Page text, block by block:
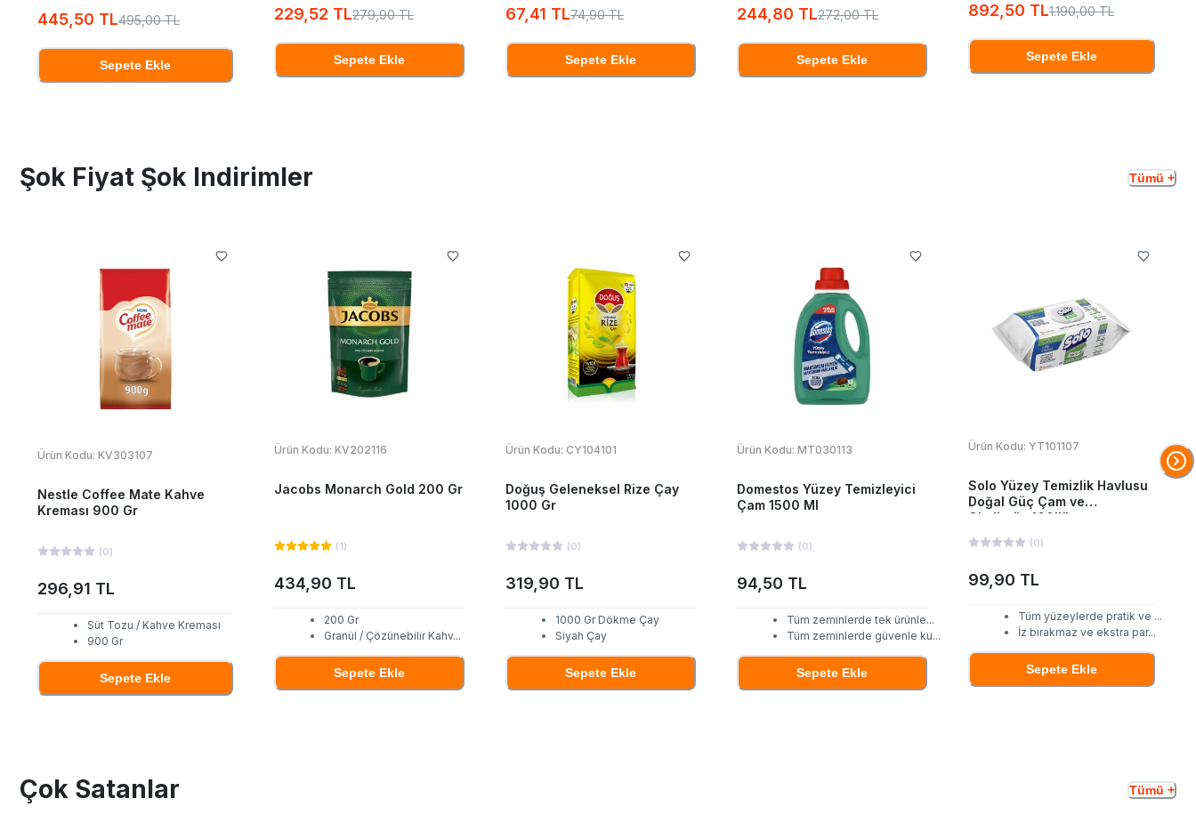
445,50 TL495,00 TL
Sepete Ekle
229,52 TL279,90 TL
Sepete Ekle
67,41 TL74,90 TL
Sepete Ekle
244,80 TL272,00 TL
Sepete Ekle
892,50 TL1.190,00 TL
Sepete Ekle
Şok Fiyat Şok Indirimler Tümü +
Ürün Kodu: KV303107
Nestle Coffee Mate Kahve
Kreması 900 Gr
(0)
296,91 TL
Süt Tozu / Kahve Kreması
900 Gr
Sepete Ekle
Ürün Kodu: KV202116
Jacobs Monarch Gold 200 Gr
(1)
434,90 TL
200 Gr
Granül / Çözünebilir Kahv...
Sepete Ekle
Ürün Kodu: CY104101
Doğuş Geleneksel Rize Çay
1000 Gr
(0)
319,90 TL
1000 Gr Dökme Çay
Siyah Çay
Sepete Ekle
Ürün Kodu: MT030113
Domestos Yüzey Temizleyici
Çam 1500 Ml
(0)
94,50 TL
Tüm zeminlerde tek ürünle...
Tüm zeminlerde güvenle ku...
Sepete Ekle
Ürün Kodu: YT101107
Solo Yüzey Temizlik Havlusu
Doğal Güç Çam ve
Okaliptüs 100'lü
(0)
99,90 TL
Tüm yüzeylerde pratik ve ...
İz bırakmaz ve ekstra par...
Sepete Ekle
Çok Satanlar Tümü +